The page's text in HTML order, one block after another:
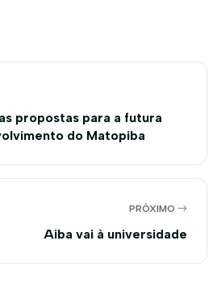
propostas para a futura
do Matopiba
PRÓXIMO
Aiba vai à universidade